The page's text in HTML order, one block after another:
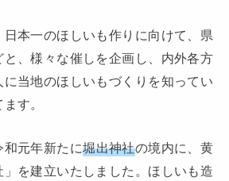
本一のほしいも作りに向けて、県
、様々な催しを企画し、内外各方
当地のほしいもづくりを知ってい
す。
和元年新たに堀出神社の境内に、黄
を建立いたしました。ほしいも造